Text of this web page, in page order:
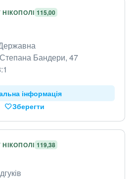
115,00
Бандери, 47
інформація
Зберегти
119,38